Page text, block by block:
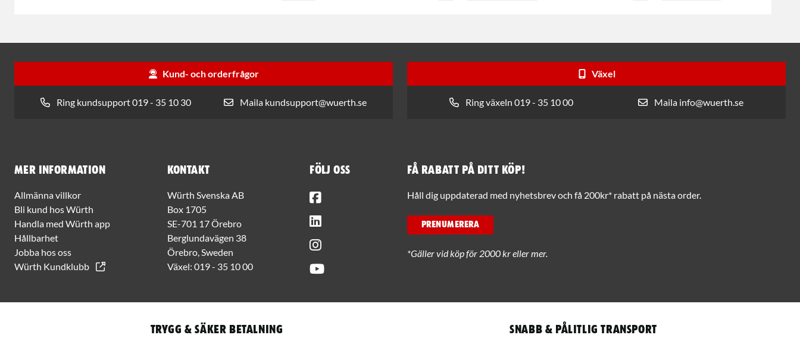
Kund- och orderfrågor
Ring kundsupport 019 - 35 10 30 Maila kundsupport@wuerth.se
Växel
Ring växeln 019 - 35 10 00 Maila info@wuerth.se
Mer information
Allmänna villkor
Bli kund hos Würth
Handla med Würth app
Hållbarhet
Jobba hos oss
Würth Kundklubb
Kontakt
Würth Svenska AB
Box 1705
SE-701 17 Örebro
Berglundavägen 38
Örebro, Sweden
Växel: 019 - 35 10 00
Följ oss Få rabatt på ditt köp!
Håll dig uppdaterad med nyhetsbrev och få 200kr* rabatt på nästa order.
PRENUMERERA
*Gäller vid köp för 2000 kr eller mer.
Trygg & säker betalning Snabb & pålitlig transport